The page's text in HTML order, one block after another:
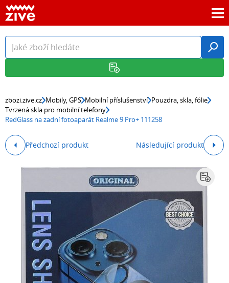
zbozi.zive.cz Mobily, GPS Mobilní příslušenství Pouzdra, skla, fólie
Tvrzená skla pro mobilní telefony
RedGlass na zadní fotoaparát Realme 9 Pro+ 111258
Předchozí produkt Následující produkt